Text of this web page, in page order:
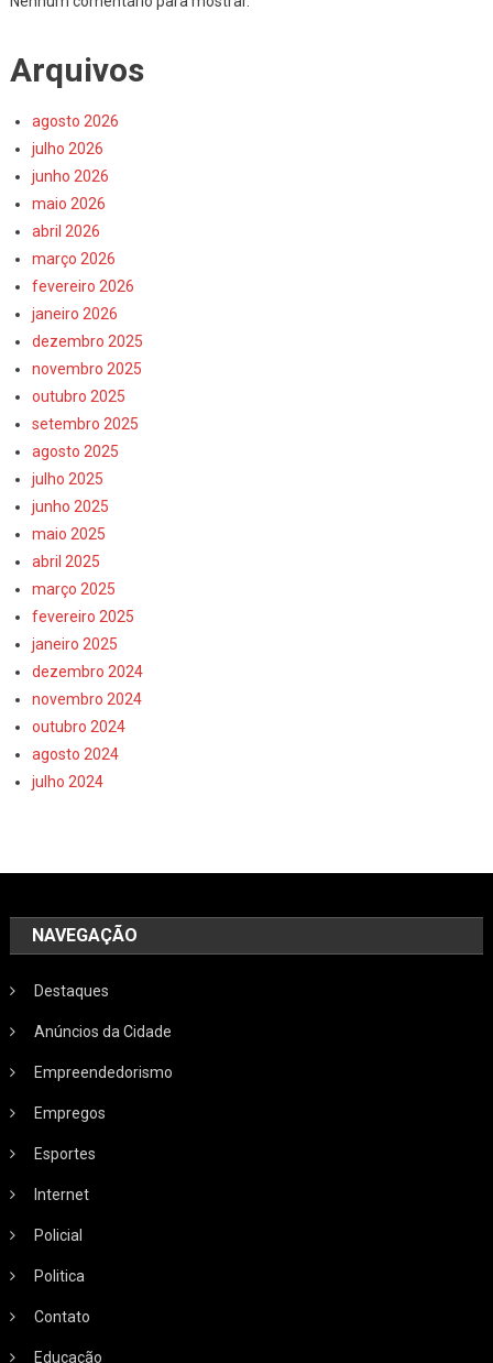
Arquivos
agosto 2026
julho 2026
junho 2026
maio 2026
abril 2026
março 2026
fevereiro 2026
janeiro 2026
dezembro 2025
novembro 2025
outubro 2025
setembro 2025
agosto 2025
julho 2025
junho 2025
maio 2025
abril 2025
março 2025
fevereiro 2025
janeiro 2025
dezembro 2024
novembro 2024
outubro 2024
agosto 2024
julho 2024
NAVEGAÇÃO
Destaques
Anúncios da Cidade
Empreendedorismo
Empregos
Esportes
Internet
Policial
Politica
Contato
Educação